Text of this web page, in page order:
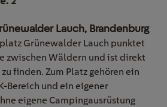
Lauch, Brandenburg
Grünewalder Lauch punktet
zwischen Wäldern und ist direkt
finden. Zum Platz gehören ein
Bereich und ein eigener
eigene Campingausrüstung